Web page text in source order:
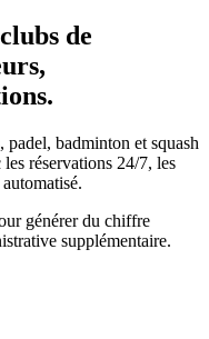
de
badminton et squash
réservations 24/7, les
générer du chiffre
supplémentaire.